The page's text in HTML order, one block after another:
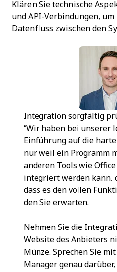
Klären Sie technische
und API-Verbindungen,
Datenfluss zwischen den
Integration sorgfältig
“Wir haben bei unserer
Einführung auf die
nur weil ein Programm
anderen Tools wie
integriert werden kann,
dass es den vollen
den Sie erwarten.
Nehmen Sie die
Website des Anbieters
Münze. Sprechen Sie
Manager genau